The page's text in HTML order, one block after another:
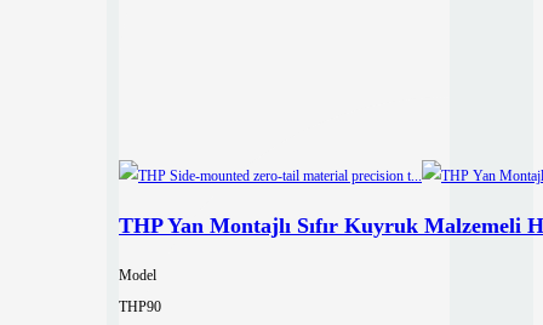
THP Yan Montajlı Sıfır Kuyruk Malzemeli
Model
THP90